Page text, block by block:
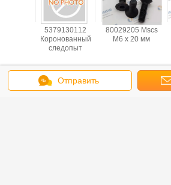
5379130112
Коронованный
следопыт
80029205 Mscs
M6 х 20 мм
Отправить
Измените язык